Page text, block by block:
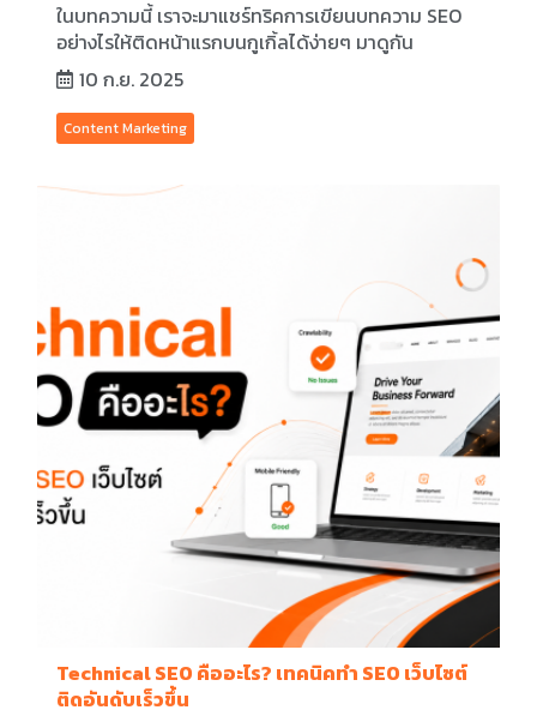
ในบทความนี้ เราจะมาแชร์ทริคการเขียนบทความ SEO
อย่างไรให้ติดหน้าแรกบนกูเกิ้ลได้ง่ายๆ มาดูกัน
10 ก.ย. 2025
Content Marketing
Technical SEO คืออะไร? เทคนิคทำ SEO เว็บไซต์
ติดอันดับเร็วขึ้น